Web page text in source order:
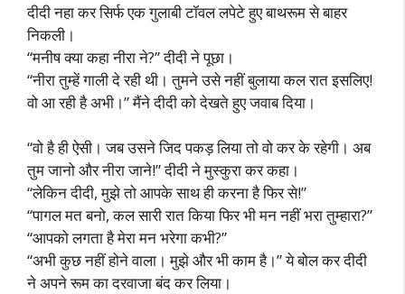
दीदी नहा कर सिर्फ एक गुलाबी टॉवल लपेटे हुए बाथरूम से बाहर
निकली।
“मनीष क्या कहा नीरा ने?” दीदी ने पूछा।
“नीरा तुम्हें गाली दे रही थी। तुमने उसे नहीं बुलाया कल रात इसलिए!
वो आ रही है अभी।” मैंने दीदी को देखते हुए जवाब दिया।
“वो है ही ऐसी। जब उसने जिद पकड़ लिया तो वो कर के रहेगी। अब
तुम जानो और नीरा जाने!” दीदी ने मुस्कुरा कर कहा।
“लेकिन दीदी, मुझे तो आपके साथ ही करना है फिर से!”
“पागल मत बनो, कल सारी रात किया फिर भी मन नहीं भरा तुम्हारा?”
“आपको लगता है मेरा मन भरेगा कभी?”
“अभी कुछ नहीं होने वाला। मुझे और भी काम है।” ये बोल कर दीदी
ने अपने रूम का दरवाजा बंद कर लिया।